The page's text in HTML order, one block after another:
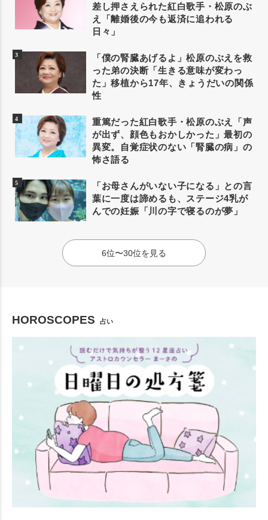
差し押さえられた紅白歌手・松原のぶ
え「離婚後の今も返済に追われる
日々」
「僕の腎臓あげるよ」松原のぶえを救
った弟の決断「生きる意味が変わっ
た」移植から17年、きょうだいの関係
性
重篤だった紅白歌手・松原のぶえ「声
が出ず、顔色もおかしかった」最初の
異変。自覚症状のない「腎臓の病」の
怖さ語る
「お母さんがいない子になる」との言
葉に一度は諦めるも、ステージ4乳が
んでの妊娠「川の字で寝るのが夢」
6位〜30位を見る
HOROSCOPES 占い